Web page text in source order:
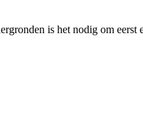
is het nodig om